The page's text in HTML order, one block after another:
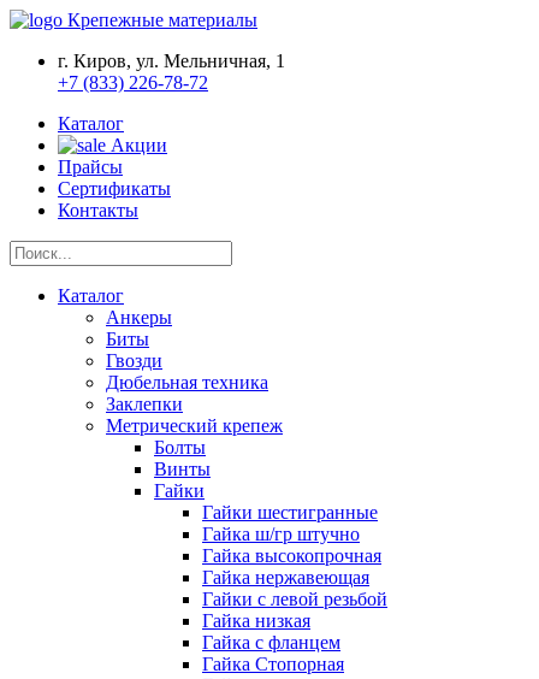
Крепежные материалы
г. Киров, ул. Мельничная, 1
+7 (833) 226-78-72
Каталог
Акции
Прайсы
Сертификаты
Контакты
Каталог
Анкеры
Биты
Гвозди
Дюбельная техника
Заклепки
Метрический крепеж
Болты
Винты
Гайки
Гайки шестигранные
Гайка ш/гр штучно
Гайка высокопрочная
Гайка нержавеющая
Гайки с левой резьбой
Гайка низкая
Гайка с фланцем
Гайка Стопорная